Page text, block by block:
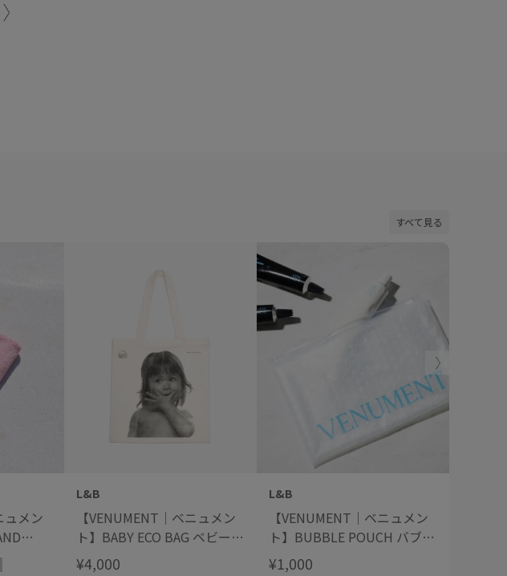
すべて見る
ュメン
ンドタ
L&B
【VENUMENT｜ベニュメン
ト】BABY ECO BAG ベビーエ
コバッグ
¥4,000
L&B
【VENUMENT｜ベニュメン
ト】BUBBLE POUCH バブル
ポーチ
¥1,000